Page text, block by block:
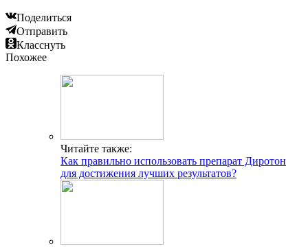
Поделиться
Отправить
Класснуть
Похожее
Читайте также:
Как правильно использовать препарат Диротон
для достижения лучших результатов?